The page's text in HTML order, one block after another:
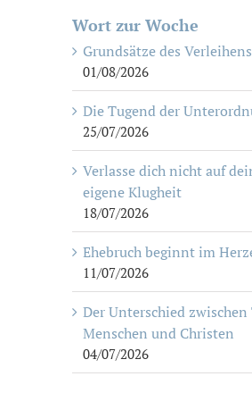
Wort zur Woche
Grundsätze des Verleihens
01/08/2026
Die Tugend der
25/07/2026
Verlasse dich nicht auf
eigene Klugheit
18/07/2026
Ehebruch beginnt im
11/07/2026
Der Unterschied
Menschen und Christen
04/07/2026